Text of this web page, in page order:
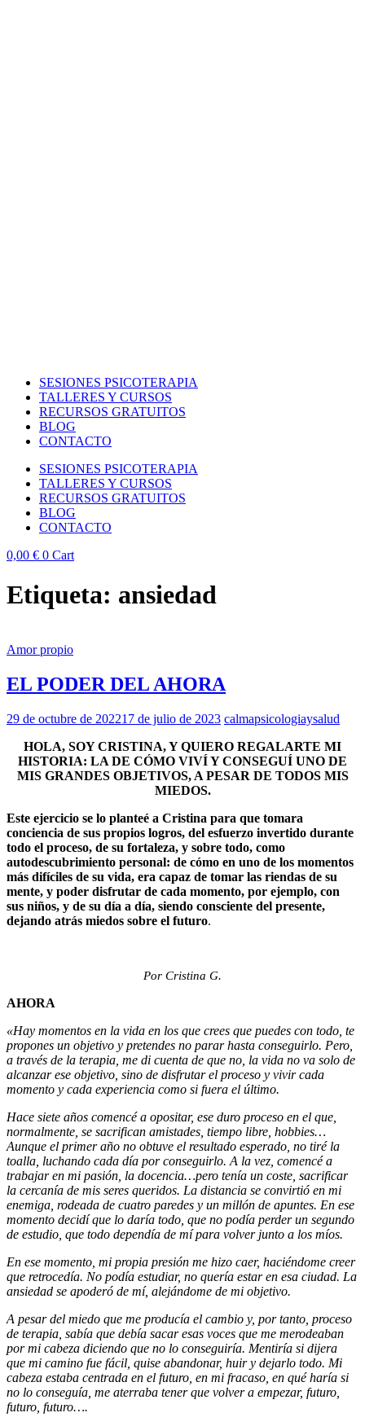
SESIONES PSICOTERAPIA
TALLERES Y CURSOS
RECURSOS GRATUITOS
BLOG
CONTACTO
SESIONES PSICOTERAPIA
TALLERES Y CURSOS
RECURSOS GRATUITOS
BLOG
CONTACTO
0,00 € 0 Cart
Etiqueta: ansiedad
Amor propio
EL PODER DEL AHORA
29 de octubre de 202217 de julio de 2023 calmapsicologiaysalud
HOLA, SOY CRISTINA, Y QUIERO REGALARTE MI
HISTORIA: LA DE CÓMO VIVÍ Y CONSEGUÍ UNO DE
MIS GRANDES OBJETIVOS, A PESAR DE TODOS MIS
MIEDOS.
Este ejercicio se lo planteé a Cristina para que tomara
conciencia de sus propios logros, del esfuerzo invertido durante
todo el proceso, de su fortaleza, y sobre todo, como
autodescubrimiento personal: de cómo en uno de los momentos
más difíciles de su vida, era capaz de tomar las riendas de su
mente, y poder disfrutar de cada momento, por ejemplo, con
sus niños, y de su día a día, siendo consciente del presente,
dejando atrás miedos sobre el futuro.
Por Cristina G.
AHORA
«Hay momentos en la vida en los que crees que puedes con todo, te
propones un objetivo y pretendes no parar hasta conseguirlo. Pero,
a través de la terapia, me di cuenta de que no, la vida no va solo de
alcanzar ese objetivo, sino de disfrutar el proceso y vivir cada
momento y cada experiencia como si fuera el último.
Hace siete años comencé a opositar, ese duro proceso en el que,
normalmente, se sacrifican amistades, tiempo libre, hobbies…
Aunque el primer año no obtuve el resultado esperado, no tiré la
toalla, luchando cada día por conseguirlo. A la vez, comencé a
trabajar en mi pasión, la docencia…pero tenía un coste, sacrificar
la cercanía de mis seres queridos. La distancia se convirtió en mi
enemiga, rodeada de cuatro paredes y un millón de apuntes. En ese
momento decidí que lo daría todo, que no podía perder un segundo
de estudio, que todo dependía de mí para volver junto a los míos.
En ese momento, mi propia presión me hizo caer, haciéndome creer
que retrocedía. No podía estudiar, no quería estar en esa ciudad. La
ansiedad se apoderó de mí, alejándome de mi objetivo.
A pesar del miedo que me producía el cambio y, por tanto, proceso
de terapia, sabía que debía sacar esas voces que me merodeaban
por mi cabeza diciendo que no lo conseguiría. Mentiría si dijera
que mi camino fue fácil, quise abandonar, huir y dejarlo todo. Mi
cabeza estaba centrada en el futuro, en mi fracaso, en qué haría si
no lo conseguía, me aterraba tener que volver a empezar, futuro,
futuro, futuro….